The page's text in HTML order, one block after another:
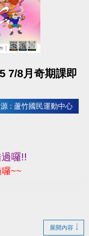
7/8月奇期課即
: 蘆竹國民運動中心
囉!!
~~
展開內容